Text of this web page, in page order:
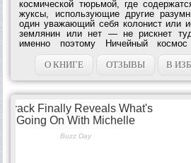
космической тюрьмой, где
жуксы, использующие другие
один уважающий себя колонист или
землянин или нет — не рискнет
именно поэтому Ничейный космос
территорией, где безраздельно
Космические...
О КНИГЕ ОТЗЫВЫ В